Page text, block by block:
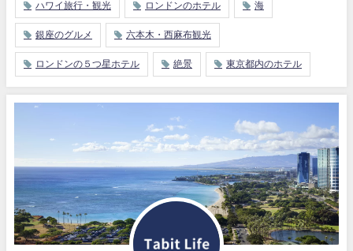
ハワイ旅行・観光 ロンドンのホテル 海
銀座のグルメ 六本木・西麻布観光
ロンドンの５つ星ホテル 絶景 東京都内のホテル